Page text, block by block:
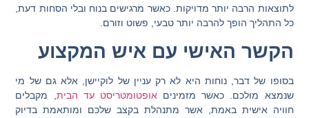
לתוצאות הרבה יותר מדויקות. כאשר מרגישים בנוח ובלי הסחות דעת,
כל התהליך הופך להרבה יותר טבעי, פשוט וזורם.
הקשר האישי עם איש המקצוע
בסופו של דבר, נוחות היא לא רק עניין של לוקיישן, אלא גם של מי
שנמצא מולכם. כאשר מזמיניםאופטומטריסט עד הבית, מקבלים
חוויה אישית באמת, אשר מתנהלת בקצב שלכם ומותאמת בדיוק